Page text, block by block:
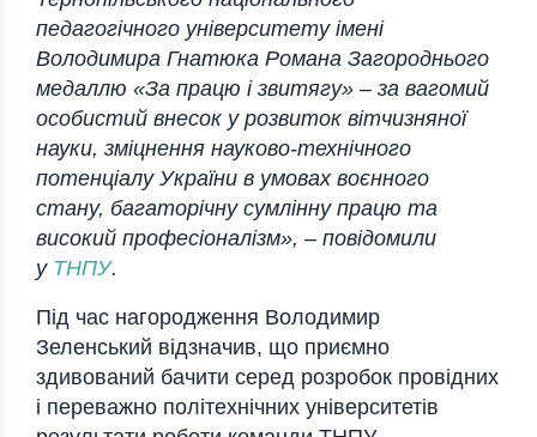
педагогічного університету імені
Володимира Гнатюка Романа Загороднього
медаллю «За працю і звитягу» – за вагомий
особистий внесок у розвиток вітчизняної
науки, зміцнення науково-технічного
потенціалу України в умовах воєнного
стану, багаторічну сумлінну працю та
високий професіоналізм», – повідомили
у ТНПУ.
Під час нагородження Володимир
Зеленський відзначив, що приємно
здивований бачити серед розробок провідних
і переважно політехнічних університетів